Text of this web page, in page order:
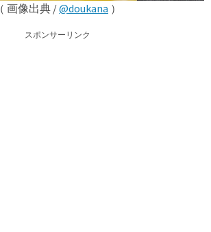
（ 画像出典 /@doukana ）
スポンサーリンク